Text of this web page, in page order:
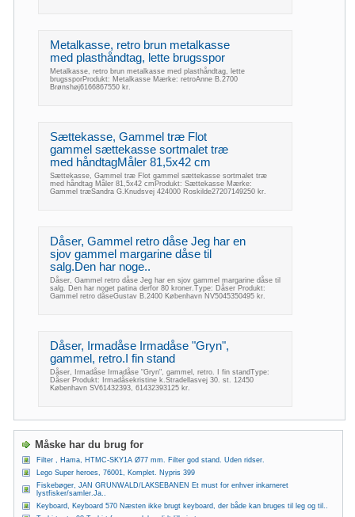
Metalkasse, retro brun metalkasse
med plasthåndtag, lette brugsspor
Metalkasse, retro brun metalkasse med plasthåndtag, lette
brugssporProdukt: Metalkasse Mærke: retroAnne B.2700
Brønshøj6166867550 kr.
Sættekasse, Gammel træ Flot
gammel sættekasse sortmalet træ
med håndtagMåler 81,5x42 cm
Sættekasse, Gammel træ Flot gammel sættekasse sortmalet træ
med håndtag Måler 81,5x42 cmProdukt: Sættekasse Mærke:
Gammel træSandra G.Knudsvej 424000 Roskilde27207149250 kr.
Dåser, Gammel retro dåse Jeg har en
sjov gammel margarine dåse til
salg.Den har noge..
Dåser, Gammel retro dåse Jeg har en sjov gammel margarine dåse til
salg. Den har noget patina derfor 80 kroner.Type: Dåser Produkt:
Gammel retro dåseGustav B.2400 København NV5045350495 kr.
Dåser, Irmadåse Irmadåse "Gryn",
gammel, retro.I fin stand
Dåser, Irmadåse Irmadåse "Gryn", gammel, retro. I fin standType:
Dåser Produkt: Irmadåsekristine k.Stradellasvej 30. st. 12450
København SV61432393, 61432393125 kr.
Måske har du brug for
Filter , Hama, HTMC-SKY1A Ø77 mm. Filter god stand. Uden ridser.
Lego Super heroes, 76001, Komplet. Nypris 399
Fiskebøger, JAN GRUNWALD/LAKSEBANEN Et must for enhver inkarneret
lystfisker/samler.Ja..
Keyboard, Keyboard 570 Næsten ikke brugt keyboard, der både kan bruges til leg og til..